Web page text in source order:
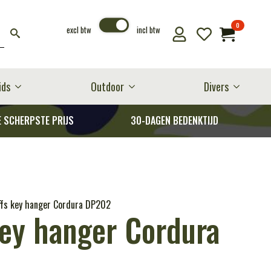
excl btw incl btw 0
Outdoor Divers
SCHERPSTE PRIJS 30-DAGEN BEDENKTIJD
key hanger Cordura DP202
hanger Cordura